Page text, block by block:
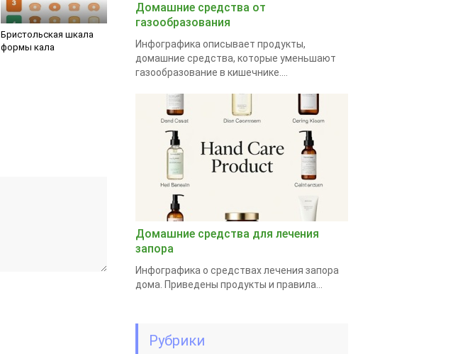
Бристольская шкала
формы кала
Домашние средства от
газообразования
Инфографика описывает продукты,
домашние средства, которые уменьшают
газообразование в кишечнике....
Домашние средства для лечения
запора
Инфографика о средствах лечения запора
дома. Приведены продукты и правила...
Рубрики